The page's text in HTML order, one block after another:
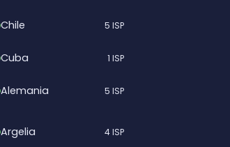
Chile 5 ISP
Cuba 1 ISP
Alemania 5 ISP
Argelia 4 ISP